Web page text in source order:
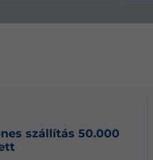
szállítás 50.000